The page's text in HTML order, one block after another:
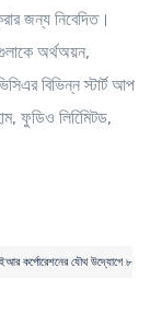
জন্য নিবেদিত।
অর্থঅয়ন,
বিভিন্ন স্টার্ট আপ
ফুডিও লিমিেিটড,
কর্পোরেশনের যৌথ উদ্যোগে ৮